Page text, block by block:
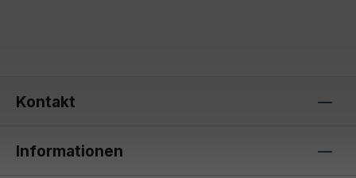
Kontakt
Informationen